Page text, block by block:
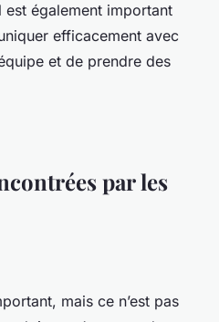
également important
efficacement avec
et de prendre des
par les
mais ce n’est pas